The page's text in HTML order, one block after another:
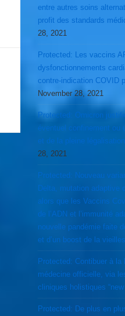
entre autres soins
profit des standards
28, 2021
Protected: Les vaccins
dysfonctionnements
contre-indication COVID
November 28, 2021
Protected: Omicron
éventuel confinement ou
et de la pleine
28, 2021
Protected: Nouveau
Delta, mutation adaptive
alors que les Vaccins
de l’ADN et l’immunité
nouvelle pandémie faite
et d’un boost de la
Protected: Contibuer à
médecine officielle, via
cliniques holistiques “new
Protected: De plus en